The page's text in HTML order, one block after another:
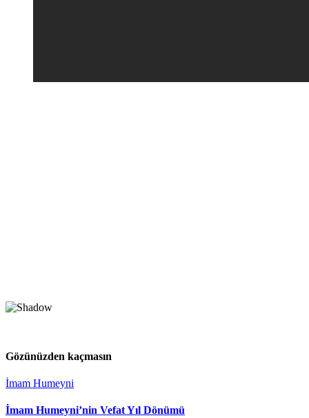
Gözünüzden kaçmasın
İmam Humeyni
İmam Humeyni’nin Vefat Yıl Dönümü